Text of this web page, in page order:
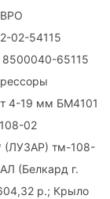
02-54115
8500040-65115
4-19 мм БМ4101
02
(ЛУЗАР) тм-108-
(Белкард г.
р.; Крыло